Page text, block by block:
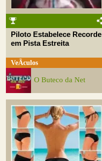
Piloto Estabelece Recorde
em Pista Estreita
VeÃ­culos
O Buteco da Net